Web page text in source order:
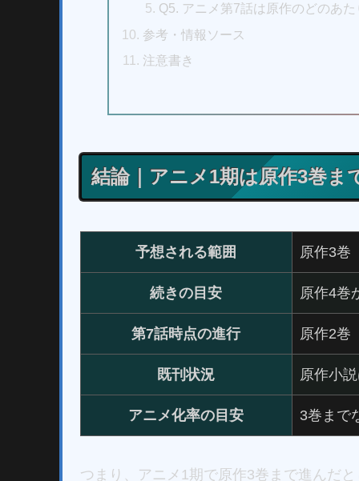
Q5. アニメ第7話は原作のどのあ
参考・情報ソース
注意書き
結論｜アニメ1期は原作3巻ま
予想される範囲 原作3巻
続きの目安 原作4巻
第7話時点の進行 原作2巻
既刊状況 原作小
アニメ化率の目安 3巻まで
つまり、アニメ1期で原作3巻まで進んだ